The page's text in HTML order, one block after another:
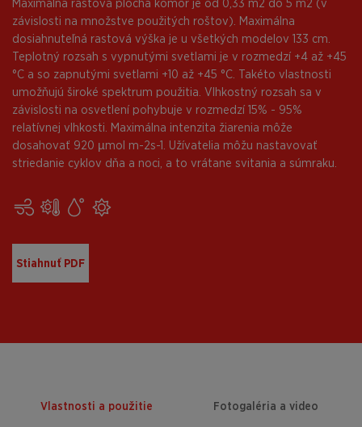
závislosti na množstve použitých roštov). Maximálna
dosiahnuteľná rastová výška je u všetkých modelov 133 cm.
Teplotný rozsah s vypnutými svetlami je v rozmedzí +4 až +45
°C a so zapnutými svetlami +10 až +45 °C. Takéto vlastnosti
umožňujú široké spektrum použitia. Vlhkostný rozsah sa v
závislosti na osvetlení pohybuje v rozmedzí 15% - 95%
relatívnej vlhkosti. Maximálna intenzita žiarenia môže
dosahovať 920 µmol m-2s-1. Užívatelia môžu nastavovať
striedanie cyklov dňa a noci, a to vrátane svitania a súmraku.
Stiahnuť PDF
Vlastnosti a použitie Fotogaléria a video